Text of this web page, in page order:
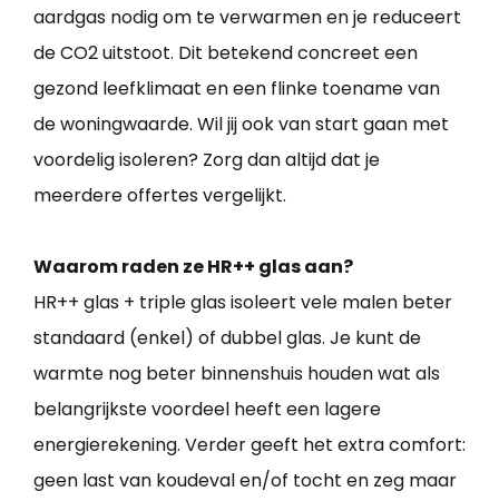
aardgas nodig om te verwarmen en je reduceert
de CO2 uitstoot. Dit betekend concreet een
gezond leefklimaat en een flinke toename van
de woningwaarde. Wil jij ook van start gaan met
voordelig isoleren? Zorg dan altijd dat je
meerdere offertes vergelijkt.
Waarom raden ze HR++ glas aan?
HR++ glas + triple glas isoleert vele malen beter
standaard (enkel) of dubbel glas. Je kunt de
warmte nog beter binnenshuis houden wat als
belangrijkste voordeel heeft een lagere
energierekening. Verder geeft het extra comfort:
geen last van koudeval en/of tocht en zeg maar